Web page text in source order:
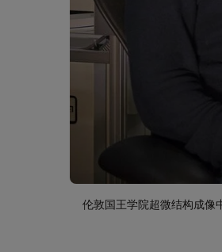
伦敦国王学院超微结构成